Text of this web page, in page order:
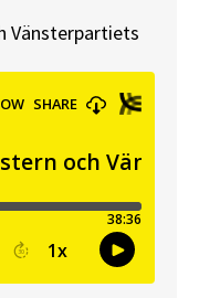
Vänsterpartiets